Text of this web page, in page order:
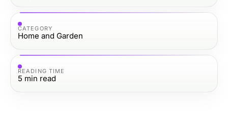
CATEGORY
Home and Garden
READING TIME
5 min read